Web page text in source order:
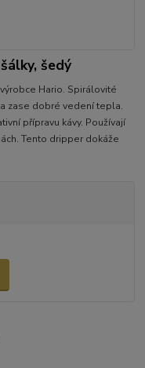
šedý
Hario. Spirálovité
zase dobré vedení tepla.
přípravu kávy. Používají
Tento dripper dokáže